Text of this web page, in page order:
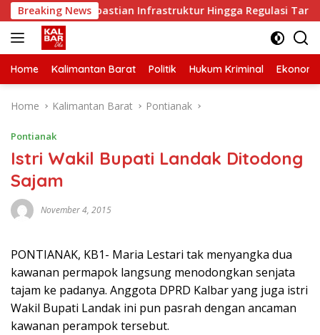
Skip
to
content
Breaking News
Minta Kepastian Infrastruktur Hingga Regulasi Tarif
Home Kalimantan Barat Politik Hukum Kriminal Ekonomi
Home Kalimantan Barat Pontianak
Pontianak
Istri Wakil Bupati Landak Ditodong
Sajam
November 4, 2015
PONTIANAK, KB1- Maria Lestari tak menyangka dua
kawanan permapok langsung menodongkan senjata
tajam ke padanya. Anggota DPRD Kalbar yang juga istri
Wakil Bupati Landak ini pun pasrah dengan ancaman
kawanan perampok tersebut.